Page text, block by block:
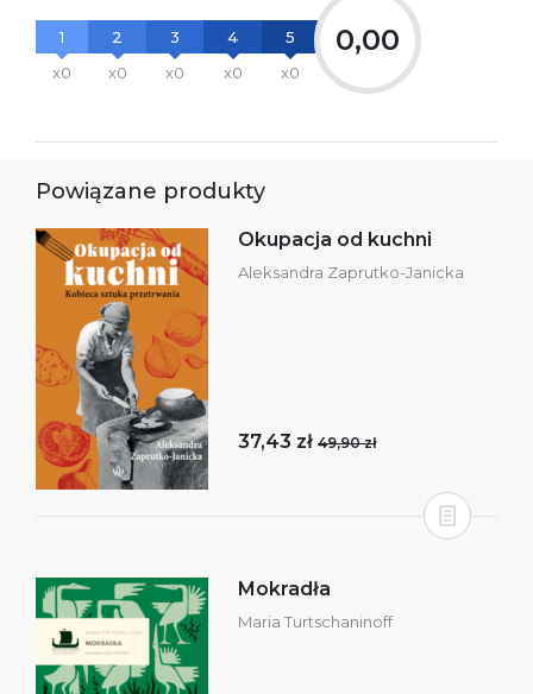
1
x0
2
x0
3
x0
4
x0
5
x0
0,00
Powiązane produkty
Okupacja od kuchni
Aleksandra Zaprutko-Janicka
37,43 zł 49,90 zł
Mokradła
Maria Turtschaninoff